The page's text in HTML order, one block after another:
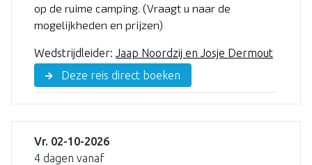
op de ruime camping. (Vraagt u naar de
mogelijkheden en prijzen)
Wedstrijdleider: Jaap Noordzij en Josje Dermout
Deze reis direct boeken
Vr. 02-10-2026
4 dagen vanaf